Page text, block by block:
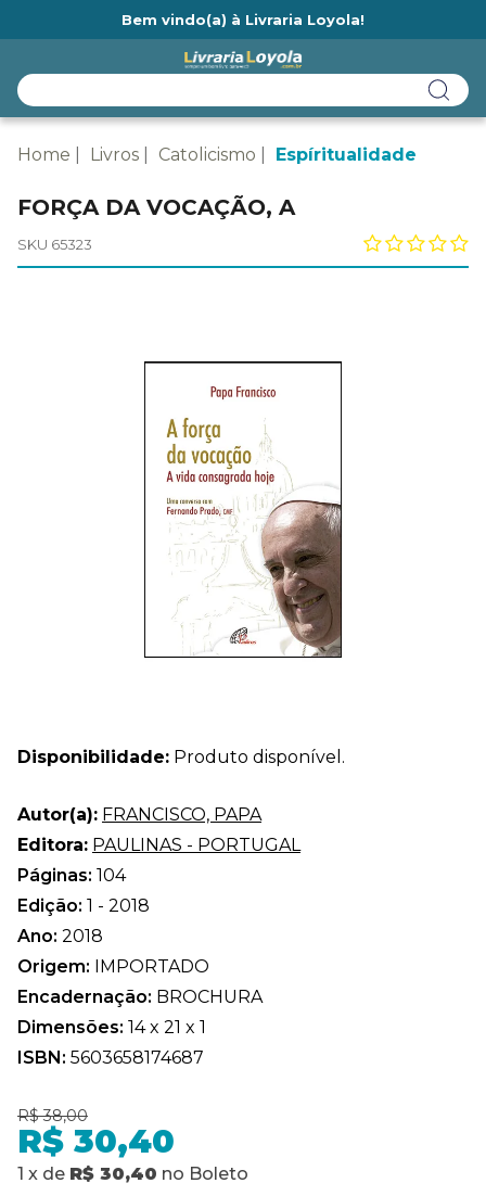
Bem vindo(a) à Livraria Loyola!
Home Livros Catolicismo Espíritualidade
FORÇA DA VOCAÇÃO, A
SKU 65323
Disponibilidade: Produto disponível.
Autor(a): FRANCISCO, PAPA
Editora: PAULINAS - PORTUGAL
Páginas: 104
Edição: 1 - 2018
Ano: 2018
Origem: IMPORTADO
Encadernação: BROCHURA
Dimensões: 14 x 21 x 1
ISBN: 5603658174687
R$ 38,00
R$ 30,40
1 x de R$ 30,40 no Boleto